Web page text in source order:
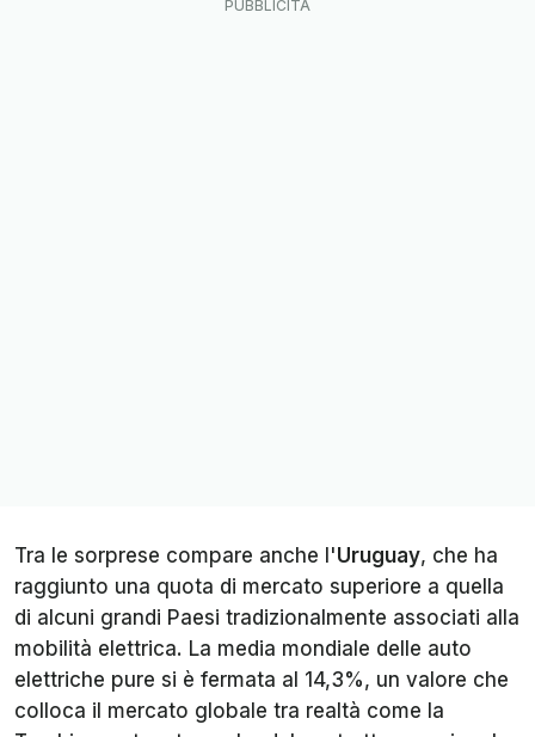
Tra le sorprese compare anche l'Uruguay, che ha
raggiunto una quota di mercato superiore a quella
di alcuni grandi Paesi tradizionalmente associati alla
mobilità elettrica. La media mondiale delle auto
elettriche pure si è fermata al 14,3%, un valore che
colloca il mercato globale tra realtà come la